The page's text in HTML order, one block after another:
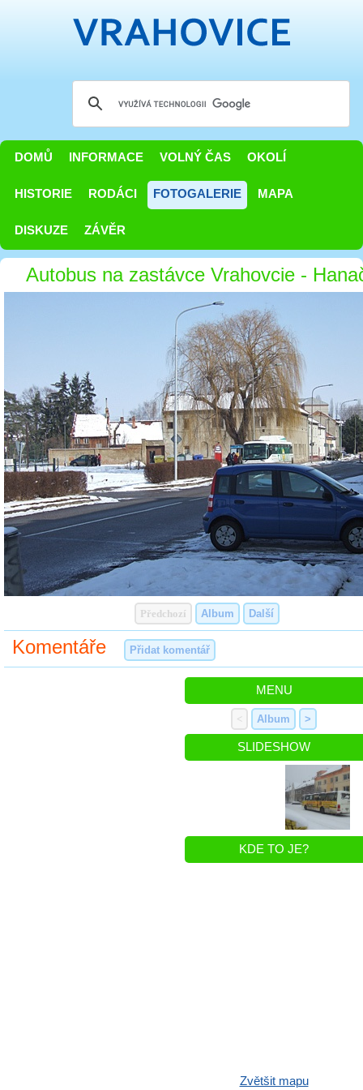
DOMŮ INFORMACE VOLNÝ ČAS OKOLÍ
HISTORIE RODÁCI FOTOGALERIE MAPA
DISKUZE ZÁVĚR
Autobus na zastávce Vrahovcie -
Předchozí Album Další
Komentáře Přidat komentář
MENU
< Album >
SLIDESHOW
KDE TO JE?
Zvětšit mapu